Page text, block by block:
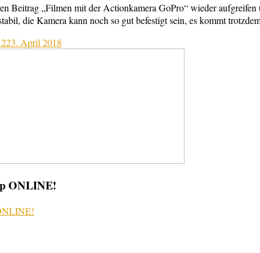
Beitrag „Filmen mit der Actionkamera GoPro“ wieder
die Kamera kann noch so gut befestigt sein, es kommt
23. April 2018
ONLINE!